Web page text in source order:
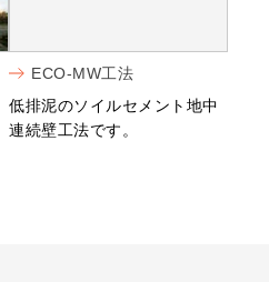
ECO-MW工法
低排泥のソイルセメント地中
連続壁工法です。